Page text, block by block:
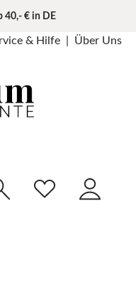
40,- € in DE
& Hilfe Über Uns